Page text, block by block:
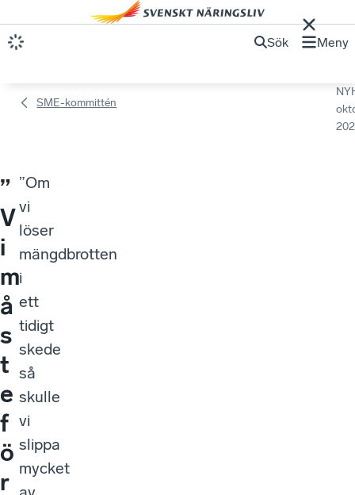
Sök Meny
SME-kommittén
”
V
i
m
å
s
t
e
f
ö
r
”Om
vi
löser
mängdbrotten
i
ett
tidigt
skede
så
skulle
vi
slippa
mycket